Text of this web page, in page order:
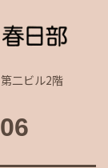
二ビル2階